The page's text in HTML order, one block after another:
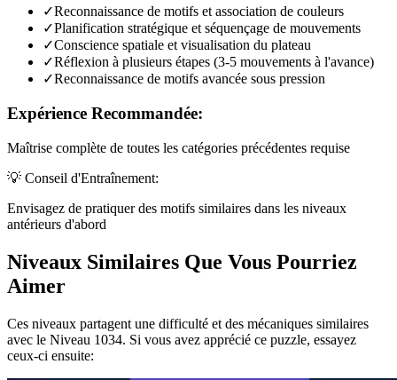
✓Reconnaissance de motifs et association de couleurs
✓Planification stratégique et séquençage de mouvements
✓Conscience spatiale et visualisation du plateau
✓Réflexion à plusieurs étapes (3-5 mouvements à l'avance)
✓Reconnaissance de motifs avancée sous pression
Expérience Recommandée:
Maîtrise complète de toutes les catégories précédentes requise
💡 Conseil d'Entraînement:
Envisagez de pratiquer des motifs similaires dans les niveaux
antérieurs d'abord
Niveaux Similaires Que Vous Pourriez
Aimer
Ces niveaux partagent une difficulté et des mécaniques similaires
avec le Niveau 1034. Si vous avez apprécié ce puzzle, essayez
ceux-ci ensuite: